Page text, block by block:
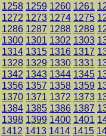
1258 1259 1260 1261
1272 1273 1274 1275
1286 1287 1288 1289
1300 1301 1302 1303
1314 1315 1316 1317
1328 1329 1330 1331
1342 1343 1344 1345
1356 1357 1358 1359
1370 1371 1372 1373
1384 1385 1386 1387
1398 1399 1400 1401
1412 1413 1414 1415